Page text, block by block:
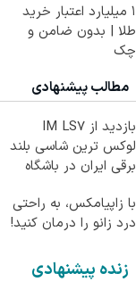
۱ میلیارد اعتبار خرید
طلا | بدون ضامن و
چک
مطالب پیشنهادی
بازدید از IM LS7
لوکس ترین شاسی بلند
برقی ایران در باشگاه
با زاپیامکس، به راحتی
درد زانو را درمان کنید!
زنده پیشنهادی